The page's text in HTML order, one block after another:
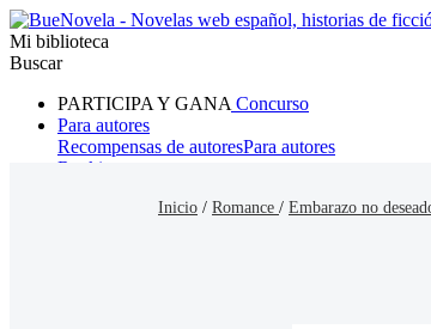
Mi biblioteca
Buscar
PARTICIPA Y GANA Concurso
Para autores
Recompensas de autoresPara autores
Ranking
Inicio / Romance / Embarazo no